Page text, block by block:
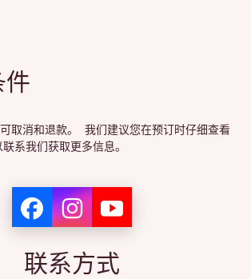
件
取消和退款。 我们建议您在预订时仔细查看
系我们获取更多信息。
联系方式